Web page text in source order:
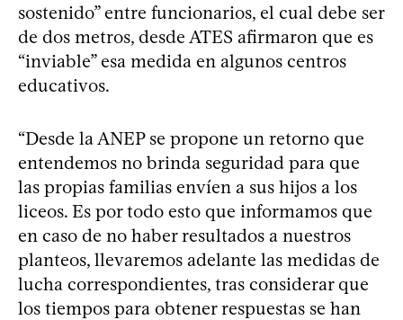
sostenido” entre funcionarios, el cual debe ser
de dos metros, desde ATES afirmaron que es
“inviable” esa medida en algunos centros
educativos.
“Desde la ANEP se propone un retorno que
entendemos no brinda seguridad para que
las propias familias envíen a sus hijos a los
liceos. Es por todo esto que informamos que
en caso de no haber resultados a nuestros
planteos, llevaremos adelante las medidas de
lucha correspondientes, tras considerar que
los tiempos para obtener respuestas se han